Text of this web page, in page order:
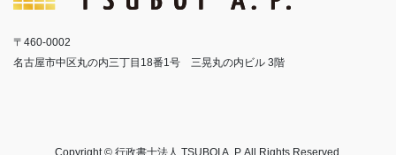
〒460-0002
名古屋市中区丸の内三丁目18番1号 三晃丸の内ビル 3階
Copyright © 行政書士法人 TSUBOI A. P. All Rights Reserved.